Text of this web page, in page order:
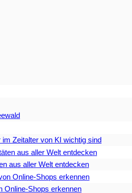
Zeitalter von KI wichtig sind
aus aller Welt entdecken
Online-Shops erkennen